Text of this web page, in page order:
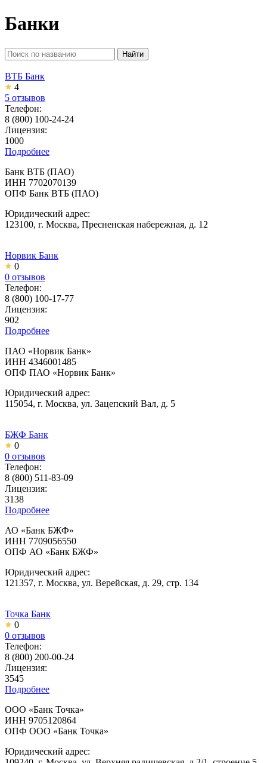
Банки
Найти
ВТБ Банк
4
5 отзывов
Телефон:
8 (800) 100-24-24
Лицензия:
1000
Подробнее
Банк ВТБ (ПАО)
ИНН 7702070139
ОПФ Банк ВТБ (ПАО)
Юридический адрес:
123100, г. Москва, Пресненская набережная, д. 12
Норвик Банк
0
0 отзывов
Телефон:
8 (800) 100-17-77
Лицензия:
902
Подробнее
ПАО «Норвик Банк»
ИНН 4346001485
ОПФ ПАО «Норвик Банк»
Юридический адрес:
115054, г. Москва, ул. Зацепский Вал, д. 5
БЖФ Банк
0
0 отзывов
Телефон:
8 (800) 511-83-09
Лицензия:
3138
Подробнее
АО «Банк БЖФ»
ИНН 7709056550
ОПФ АО «Банк БЖФ»
Юридический адрес:
121357, г. Москва, ул. Верейская, д. 29, стр. 134
Точка Банк
0
0 отзывов
Телефон:
8 (800) 200-00-24
Лицензия:
3545
Подробнее
ООО «Банк Точка»
ИНН 9705120864
ОПФ ООО «Банк Точка»
Юридический адрес: